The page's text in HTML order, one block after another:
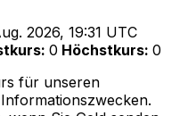
2026, 19:31 UTC
: 0 Höchstkurs: 0
für unseren